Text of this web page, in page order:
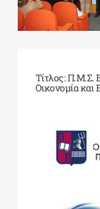
ΕΚΠΑΙΔΕΥΤΙΚΑ
ΧΩΡΟΙ ΤΕΧΝΗΣ
Τίτλος: Π.Μ.Σ.
Οικονομία και